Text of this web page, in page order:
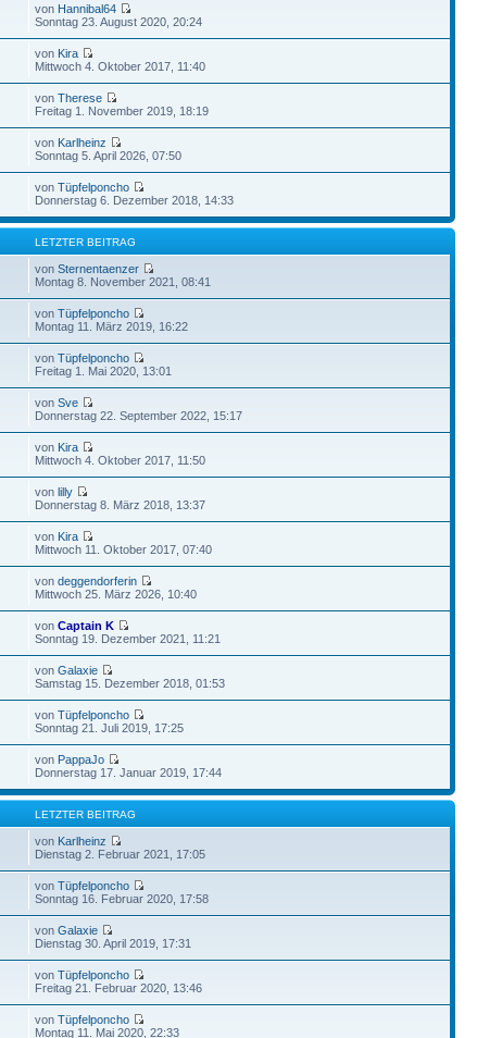
von Hannibal64
Sonntag 23. August 2020, 20:24
von Kira
Mittwoch 4. Oktober 2017, 11:40
vonTherese
Freitag 1. November 2019, 18:19
von Karlheinz
Sonntag 5. April 2026, 07:50
vonTüpfelponcho
Donnerstag 6. Dezember 2018, 14:33
LETZTER BEITRAG
vonSternentaenzer
Montag 8. November 2021, 08:41
vonTüpfelponcho
Montag 11. März 2019, 16:22
vonTüpfelponcho
Freitag 1. Mai 2020, 13:01
vonSve
Donnerstag 22. September 2022, 15:17
von Kira
Mittwoch 4. Oktober 2017, 11:50
vonlilly
Donnerstag 8. März 2018, 13:37
von Kira
Mittwoch 11. Oktober 2017, 07:40
vondeggendorferin
Mittwoch 25. März 2026, 10:40
vonCaptain K
Sonntag 19. Dezember 2021, 11:21
vonGalaxie
Samstag 15. Dezember 2018, 01:53
vonTüpfelponcho
Sonntag 21. Juli 2019, 17:25
von PappaJo
Donnerstag 17. Januar 2019, 17:44
LETZTER BEITRAG
von Karlheinz
Dienstag 2. Februar 2021, 17:05
vonTüpfelponcho
Sonntag 16. Februar 2020, 17:58
vonGalaxie
Dienstag 30. April 2019, 17:31
vonTüpfelponcho
Freitag 21. Februar 2020, 13:46
vonTüpfelponcho
Montag 11. Mai 2020, 22:33